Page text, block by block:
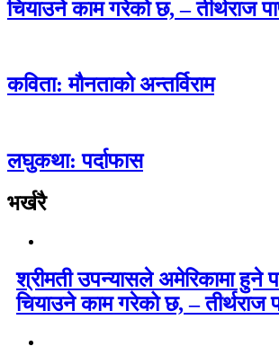
चियाउने काम गरेको छ, – तीर्थराज
कविता: मौनताको अन्तर्विराम
लघुकथा: पर्दाफास
भर्खरै
श्रीमती उपन्यासले अमेरिकामा हुने
चियाउने काम गरेको छ, – तीर्थराज